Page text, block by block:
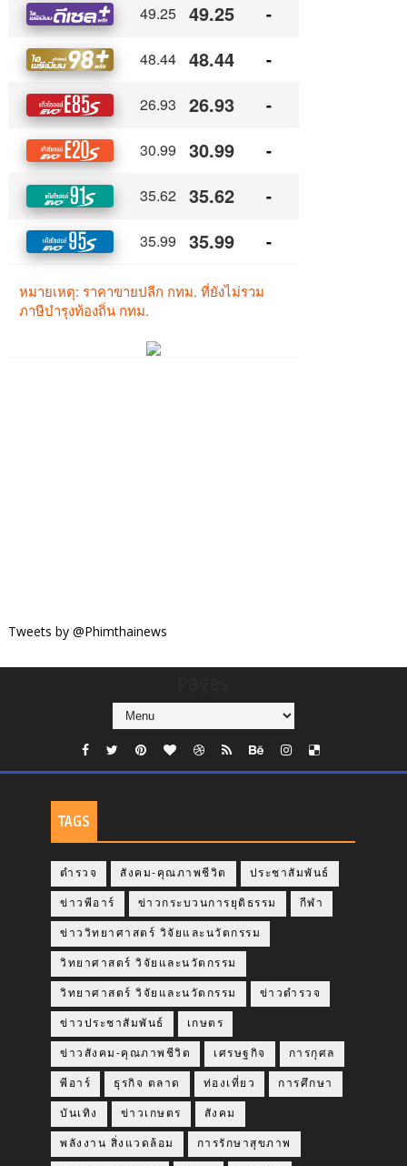
Tweets by @Phimthainews
TAGS
ตำรวจ สังคม-คุณภาพชีวิต ประชาสัมพันธ์
ข่าวพีอาร์ ข่าวกระบวนการยุติธรรม กีฬา
ข่าววิทยาศาสตร์ วิจัยและนวัตกรรม
วิทยาศาสตร์ วิจัยและนวัตกรรม
วิทยาศาสตร์ วิจัยและนวัตกรรม ข่าวตำรวจ
ข่าวประชาสัมพันธ์ เกษตร
ข่าวสังคม-คุณภาพชีวิต เศรษฐกิจ การกุศล
พีอาร์ ธุรกิจ ตลาด ท่องเที่ยว การศึกษา
บันเทิง ข่าวเกษตร สังคม
พลังงาน สิ่งแวดล้อม การรักษาสุขภาพ